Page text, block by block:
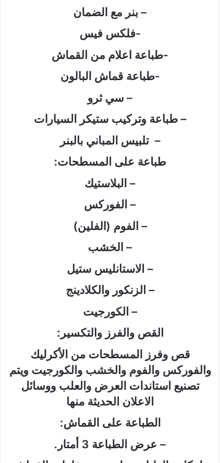
– بنر مع الضمان
-فلكس فيس
-طباعة اعلام من القماش
-طباعة قماش البالون
– سي ثرو
– طباعة وتركيب ستيكر السيارات
– تلبيس المباني بالبنر
طباعة على المسطحات:
– البلاستيك
– الفوركس
– الفوم (الفلين)
– الخشب
– الاستانليس ستيل
– الزنكور والكلادينج
– الكورجيت
القص والفرز والتكسير:
قص وفرز المسطحات من الأكرليك
والفوركس والفوم والخشب والكورجيت ويتم
تصنيع استاندات العرض والعلب ووسائل
الاعلان الحديثة منها
الطباعة على القماش:
– عرض الطباعة 3 أمتار.